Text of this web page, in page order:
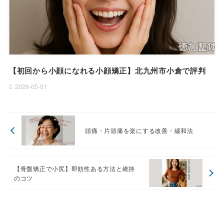
【初回から小顔になれる小顔矯正】北九州市小倉で評判
2026-05-01
頭痛・片頭痛を楽にする改善・緩和法
【骨盤矯正で小尻】即効性ある方法と維持
のコツ